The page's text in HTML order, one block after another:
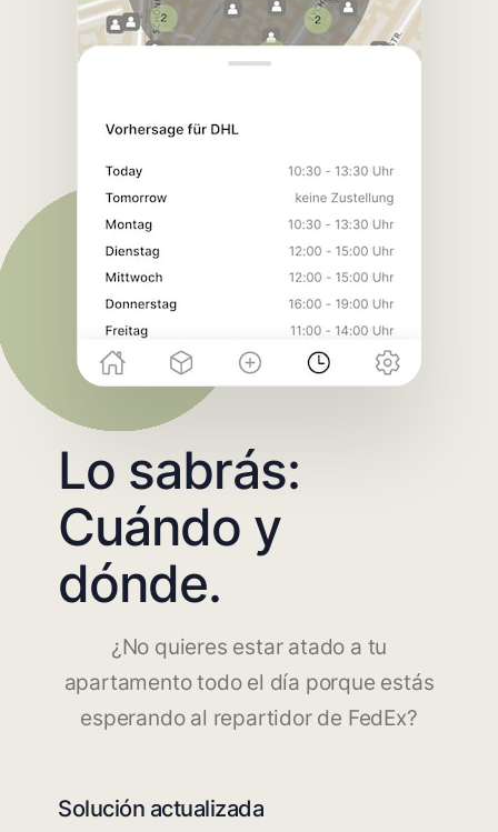
Lo sabrás:
Cuándo y
dónde.
¿No quieres estar atado a tu
apartamento todo el día porque estás
esperando al repartidor de FedEx?
Solución actualizada